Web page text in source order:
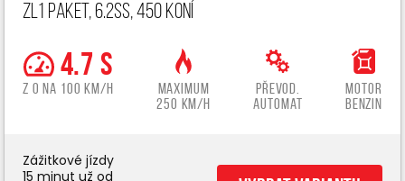
ZL1 paket, 6.2ss, 450 koní
4.7 s
z 0 na 100 km/h
Maximum
250 km/h
Převod.
automat
Motor
benzin
Zážitkové jízdy
15 minut už od